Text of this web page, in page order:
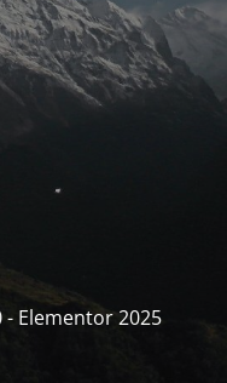
- Elementor 2025